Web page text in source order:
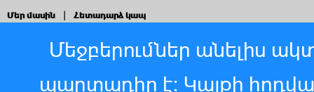
Մեր մասին Հետադարձ կապ
Մեջբերումներ անելիս
պարտադիր է: Կայքի